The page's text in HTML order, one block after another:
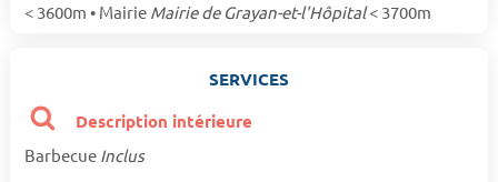
< 3600m • Mairie Mairie de Grayan-et-l'Hôpital< 3700m
SERVICES
Description intérieure
Barbecue Inclus